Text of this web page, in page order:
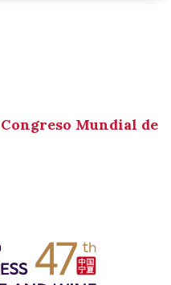
Mundial de